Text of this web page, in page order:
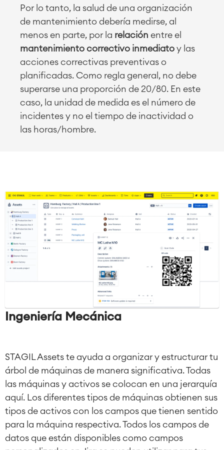
Por lo tanto, la salud de una organización
de mantenimiento debería medirse, al
menos en parte, por la relación entre el
mantenimiento correctivo inmediato y las
acciones correctivas preventivas o
planificadas. Como regla general, no debe
superarse una proporción de 20/80. En este
caso, la unidad de medida es el número de
incidentes y no el tiempo de inactividad o
las horas/hombre.
Ingeniería Mecánica
STAGIL Assets te ayuda a organizar y estructurar tu
árbol de máquinas de manera significativa. Todas
las máquinas y activos se colocan en una jerarquía
aquí. Los diferentes tipos de máquinas obtienen sus
tipos de activos con los campos que tienen sentido
para la máquina respectiva. Todos los campos de
datos que están disponibles como campos